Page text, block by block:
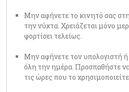
Μην αφήνετε το κινητό σας
την νύχτα. Χρειάζεται μόνο
φορτίσει τελείως.
Μην αφήνετε τον υπολογιστή
όλη την ημέρα. Προσπαθήστε
τις ώρες που το χρησιμοποιείτε.